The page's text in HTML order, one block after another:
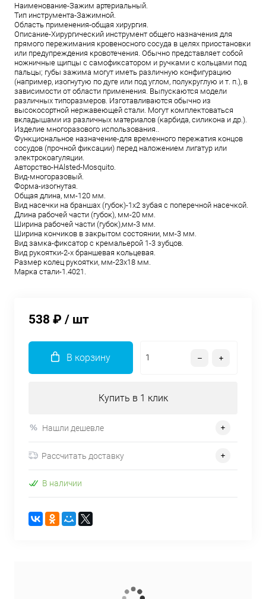
Наименование-Зажим артериальный.
Тип инструмента-Зажимной.
Область применения-общая хирургия.
Описание-Хирургический инструмент общего назначения для
прямого пережимания кровеносного сосуда в целях приостановки
или предупреждения кровотечения. Обычно представляет собой
ножничные щипцы с самофиксатором и ручками с кольцами под
пальцы; губы зажима могут иметь различную конфигурацию
(например, изогнутую по дуге или под углом, полукруглую и т. п.), в
зависимости от области применения. Выпускаются модели
различных типоразмеров. Изготавливаются обычно из
высокосортной нержавеющей стали. Могут комплектоваться
вкладышами из различных материалов (карбида, силикона и др.).
Изделие многоразового использования..
Функциональное назначение-для временного пережатия концов
сосудов (прочной фиксации) перед наложением лигатур или
электрокоагуляции.
Aвторство-HAlsted-Mosquito.
Вид-многоразовый.
Форма-изогнутая.
Общая длина, мм-120 мм.
Вид насечки на браншах (губок)-1х2 зубая с поперечной насечкой.
Длина рабочей части (губок), мм-20 мм.
Ширина рабочей части (губок),мм-3 мм.
Ширина кончиков в закрытом состоянии, мм-3 мм.
Вид замка-фиксатор с кремальерой 1-3 зубцов.
Вид рукоятки-2-х браншевая кольцевая.
Размер колец рукоятки, мм-23х18 мм.
Марка стали-1.4021.
538 ₽ / шт
В корзину
Купить в 1 клик
Нашли дешевле
Рассчитать доставку
В наличии